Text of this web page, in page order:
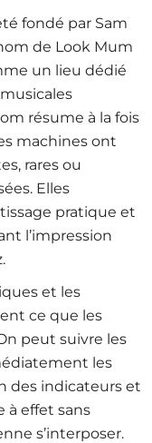
fondé par Sam
de Look Mum
un lieu dédié
résume à la fois
machines ont
rares ou
Elles
pratique et
l’impression
et les
ce que les
peut suivre les
les
des indicateurs et
à effet sans
s’interposer.